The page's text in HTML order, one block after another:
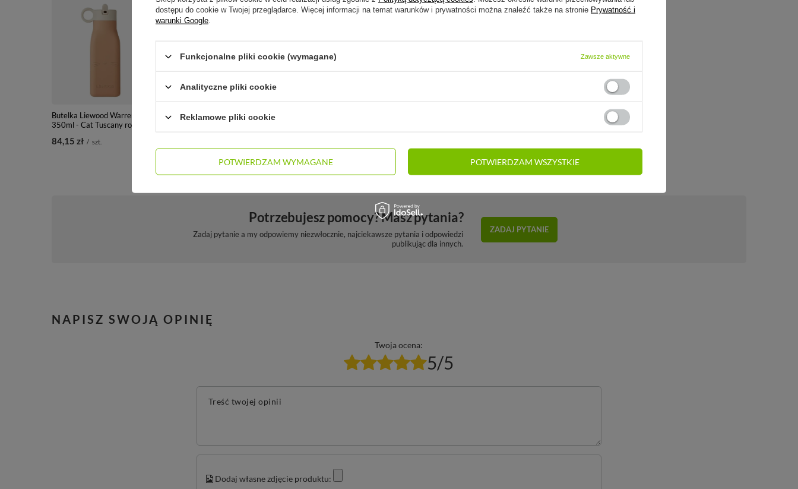
Butelka Liewood Warren
350ml - Cat Tuscany rose
84,15 zł / szt.
Butelka Liewood Warren
350ml - Dino peppermint
Potrzebujesz pomocy? Masz pytania?
Zadaj pytanie a my odpowiemy niezwłocznie, najciekawsze pytania i odpowiedzi
publikując dla innych.
ZADAJ PYTANIE
NAPISZ SWOJĄ OPINIĘ
Twoja ocena:
5/5
Treść twojej opinii
Dodaj własne zdjęcie produktu:
dostępu do cookie w Twojej przeglądarce. Więcej informacji na temat warunków i prywatności można znaleźć także na stronie Prywatność i
warunki Google
Funkcjonalne pliki cookie (wymagane) Zawsze aktywne
Analityczne pliki cookie
Reklamowe pliki cookie
POTWIERDZAM WYMAGANE POTWIERDZAM WSZYSTKIE